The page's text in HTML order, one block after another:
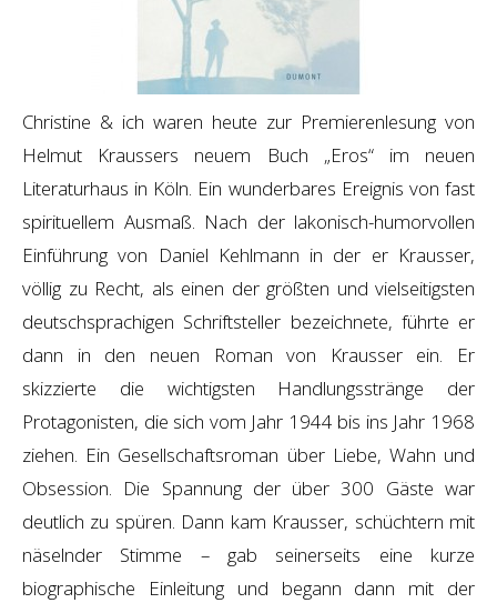
Christine & ich waren heute zur Premierenlesung von
Helmut Kraussers neuem Buch „Eros“ im neuen
Literaturhaus in Köln. Ein wunderbares Ereignis von fast
spirituellem Ausmaß. Nach der lakonisch-humorvollen
Einführung von Daniel Kehlmann in der er Krausser,
völlig zu Recht, als einen der größten und vielseitigsten
deutschsprachigen Schriftsteller bezeichnete, führte er
dann in den neuen Roman von Krausser ein. Er
skizzierte die wichtigsten Handlungsstränge der
Protagonisten, die sich vom Jahr 1944 bis ins Jahr 1968
ziehen. Ein Gesellschaftsroman über Liebe, Wahn und
Obsession. Die Spannung der über 300 Gäste war
deutlich zu spüren. Dann kam Krausser, schüchtern mit
näselnder Stimme – gab seinerseits eine kurze
biographische Einleitung und begann dann mit der